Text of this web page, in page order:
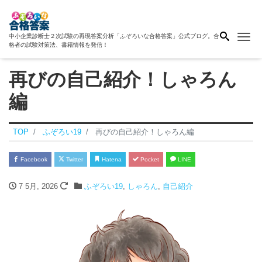
中小企業診断士２次試験の再現答案分析「ふぞろいな合格答案」公式ブログ。合
格者の試験対策法、書籍情報を発信！
再びの自己紹介！しゃろん
編
TOP ふぞろい19 再びの自己紹介！しゃろん編
Facebook Twitter Hatena Pocket LINE
7 5月, 2026 ふぞろい19, しゃろん 自己紹介